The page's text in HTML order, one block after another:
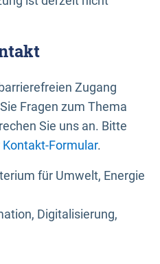
Zugang
Fragen zum Thema
Sie uns an. Bitte
Kontakt-Formular.
für Umwelt, Energie
Digitalisierung,